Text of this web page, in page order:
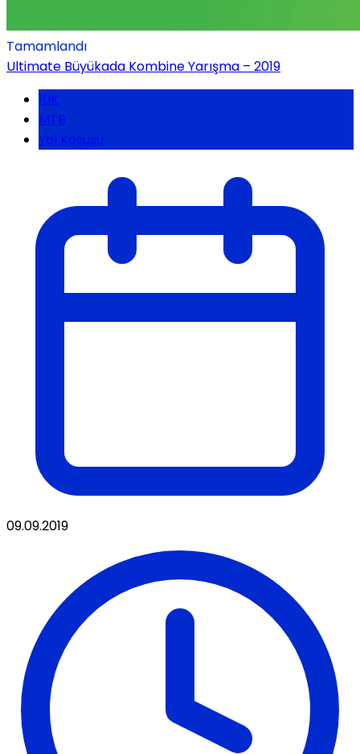
Tamamlandı
Ultimate Büyükada Kombine Yarışma – 2019
10K
MTB
Yol Koşusu
09.09.2019